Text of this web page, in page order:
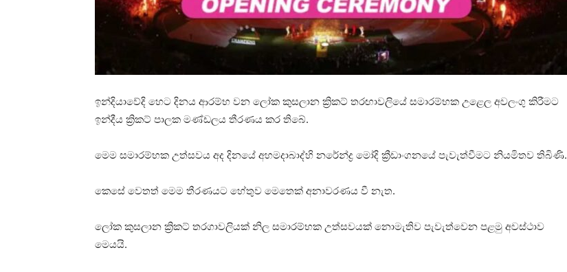
ඉන්දියාවේදි හෙට දිනය ආරම්භ වන ලෝක කුසලාන ක්‍රිකට් තරඟාවලියේ සමාරම්භක උළෙල අවලංගු කිරීමට
ඉන්දීය ක්‍රිකට් පාලක මණ්ඩලය තීරණය කර තිබේ.
මෙම සමාරම්භක උත්සවය අද දිනයේ අහමදාබාද්හි නරේන්ද්‍ර මෝදි ක්‍රීඩාංගනයේ පැවැත්වීමට නියමිතව තිබිණි.
කෙසේ වෙතත් මෙම තීරණයට හේතුව මෙතෙක් අනාවරණය වී නැත.
ලෝක කුසලාන ක්‍රිකට් තරගාවලියක් නිල සමාරම්භක උත්සවයක් නොමැතිව පැවැත්වෙන පළමු අවස්ථාව
මෙයයි.